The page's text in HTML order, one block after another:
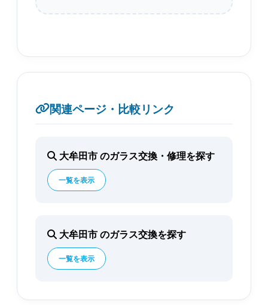
関連ページ・比較リンク
大牟田市 のガラス交換・修理を探す
一覧を表示
大牟田市 のガラス交換を探す
一覧を表示